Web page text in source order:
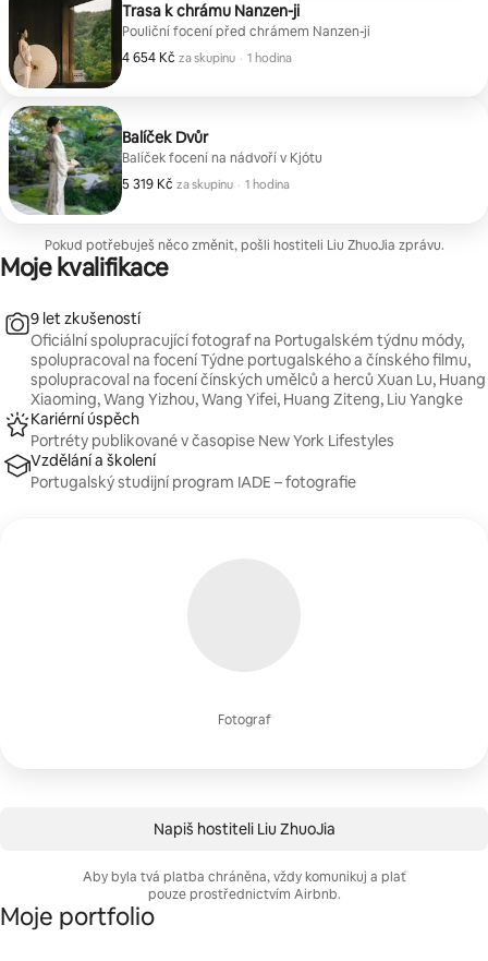
Trasa k chrámu Nanzen-ji
Pouliční focení před chrámem Nanzen-ji
4 654 Kč za skupinu
4 654 Kč za skupinu
, · 1 hodina
Balíček Dvůr
Balíček focení na nádvoří v Kjótu
5 319 Kč za skupinu
5 319 Kč za skupinu
, · 1 hodina
Pokud potřebuješ něco změnit, pošli hostiteli Liu ZhuoJia zprávu.
Moje kvalifikace
Fotograf
9 let zkušeností
Oficiální spolupracující fotograf na Portugalském týdnu módy,
spolupracoval na focení Týdne portugalského a čínského filmu,
spolupracoval na focení čínských umělců a herců Xuan Lu, Huang
Xiaoming, Wang Yizhou, Wang Yifei, Huang Ziteng, Liu Yangke
Kariérní úspěch
Portréty publikované v časopise New York Lifestyles
Vzdělání a školení
Portugalský studijní program IADE – fotografie
Napiš hostiteli Liu ZhuoJia
Aby byla tvá platba chráněna, vždy komunikuj a plať
pouze prostřednictvím Airbnb.
Moje portfolio